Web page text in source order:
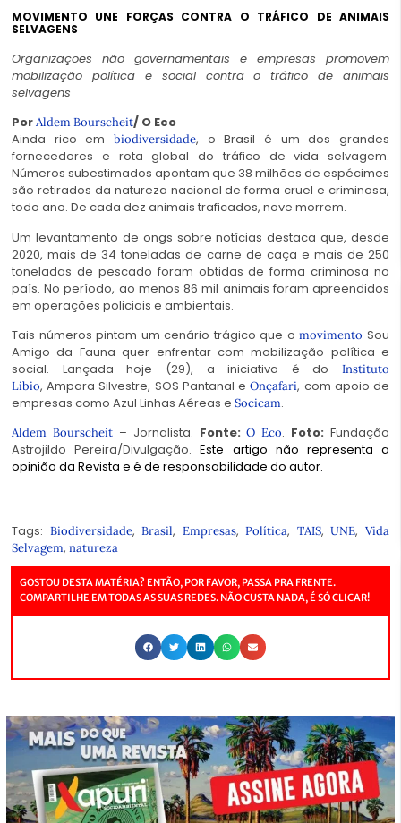
MOVIMENTO UNE FORÇAS CONTRA O TRÁFICO DE ANIMAIS
SELVAGENS
Organizações não governamentais e empresas promovem
mobilização política e social contra o tráfico de animais
selvagens
PorAldem Bourscheit/ O Eco
Ainda rico em biodiversidade, o Brasil é um dos grandes
fornecedores e rota global do tráfico de vida selvagem.
Números subestimados apontam que 38 milhões de espécimes
são retirados da natureza nacional de forma cruel e criminosa,
todo ano. De cada dez animais traficados, nove morrem.
Um levantamento de ongs sobre notícias destaca que, desde
2020, mais de 34 toneladas de carne de caça e mais de 250
toneladas de pescado foram obtidas de forma criminosa no
país. No período, ao menos 86 mil animais foram apreendidos
em operações policiais e ambientais.
Tais números pintam um cenário trágico que omovimento Sou
Amigo da Fauna quer enfrentar com mobilização política e
social. Lançada hoje (29), a iniciativa é do Instituto
Libio,Ampara Silvestre, SOS Pantanal eOnçafari, com apoio de
empresas como Azul Linhas Aéreas e Socicam.
Aldem Bourscheit– Jornalista. Fonte: O Eco. Foto: Fundação
Astrojildo Pereira/Divulgação.Este artigo não representa a
opinião da Revista e é de responsabilidade do autor.
Tags: Biodiversidade,Brasil, Empresas,Política, TAIS,UNE,Vida
Selvagem, natureza
GOSTOU DESTA MATÉRIA? ENTÃO, POR FAVOR, PASSA PRA FRENTE.
COMPARTILHE EM TODAS AS SUAS REDES. NÃO CUSTA NADA, É SÓ CLICAR!